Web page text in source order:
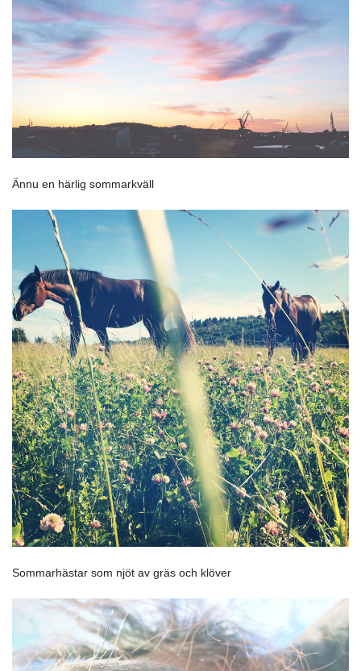
Ännu en härlig sommarkväll
Sommarhästar som njöt av gräs och klöver